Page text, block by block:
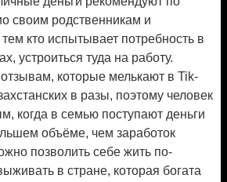
своим родственникам и
кто испытывает потребность в
устроиться туда на работу.
которые мелькают в Tik-
в разы, поэтому человек
когда в семью поступают деньги
объёме, чем заработок
позволить себе жить по-
в стране, которая богата